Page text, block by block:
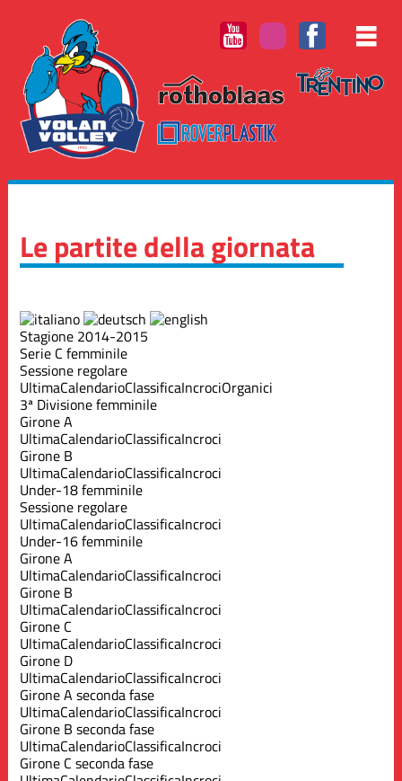
Le partite della giornata
Stagione 2014-2015
Serie C femminile
Sessione regolare
UltimaCalendarioClassificaIncrociOrganici
3ª Divisione femminile
Girone A
UltimaCalendarioClassificaIncroci
Girone B
UltimaCalendarioClassificaIncroci
Under-18 femminile
Sessione regolare
UltimaCalendarioClassificaIncroci
Under-16 femminile
Girone A
UltimaCalendarioClassificaIncroci
Girone B
UltimaCalendarioClassificaIncroci
Girone C
UltimaCalendarioClassificaIncroci
Girone D
UltimaCalendarioClassificaIncroci
Girone A seconda fase
UltimaCalendarioClassificaIncroci
Girone B seconda fase
UltimaCalendarioClassificaIncroci
Girone C seconda fase